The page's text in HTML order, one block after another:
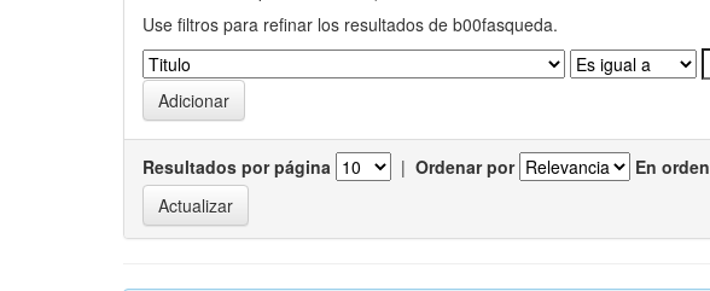
Use filtros para refinar los resultados de b00fasqueda.
Resultados por página | Ordenar por En orden